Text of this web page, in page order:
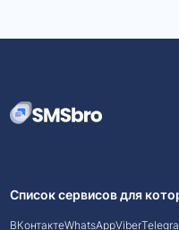
Список сервисов для
ВКонтактеWhatsAppViber